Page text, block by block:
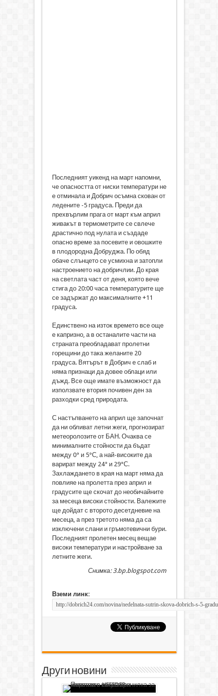
Последният уикенд на март напомни,
че опасността от ниски температури не
е отминала и Добрич осъмна скован от
ледените -5 градуса. Преди да
прехвърлим прага от март към април
живакът в термометрите се свлече
драстично под нулата и създаде
опасно време за посевите и овошките
в плодородна Добруджа. По обяд
обаче слънцето се усмихна и затопли
настроението на добричлии. До края
на светлата част от деня, която вече
стига до 20:00 часа температурите ще
се задържат до максималните +11
градуса.
Единствено на изток времето все още
е капризно, а в останалите части на
страната преобладават пролетни
горещини до така желаните 20
градуса. Вятърът в Добрич е слаб и
няма признаци да довее облаци или
дъжд. Все още имате възможност да
използвате втория почивен ден за
разходки сред природата.
С настъпването на април ще започнат
да ни обливат летни жеги, прогнозират
метеоролозите от БАН. Очаква се
минималните стойности да бъдат
между 0° и 5°С, а най-високите да
варират между 24° и 29°С.
Захлаждането в края на март няма да
повлияе на пролетта през април и
градусите ще скочат до необичайните
за месеца високи стойности. Валежите
ще дойдат с второто десетдневие на
месеца, а през третото няма да са
изключени слани и гръмотевични бури.
Последният пролетен месец вещае
високи температури и настройване за
летните жеги.
Снимка: 3.bp.blogspot.com
Вземи линк:
Други новини